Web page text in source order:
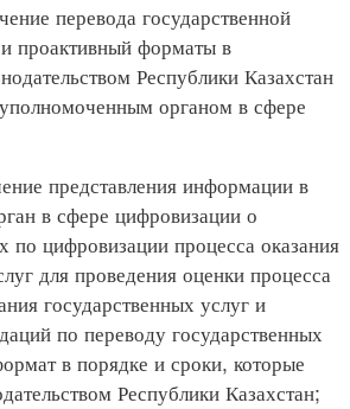
перевода государственной
проактивный форматы в
Республики Казахстан
органом в сфере
представления информации в
в сфере цифровизации о
цифровизации процесса оказания
для проведения оценки процесса
государственных услуг и
по переводу государственных
в порядке и сроки, которые
Республики Казахстан;